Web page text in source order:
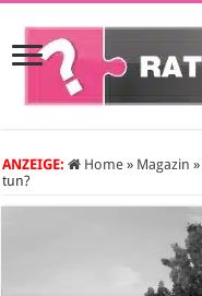
ANZEIGE: Home » Magazin »
tun?